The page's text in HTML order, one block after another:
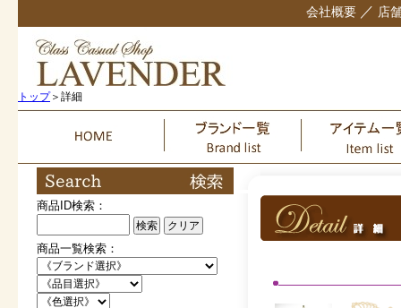
会社概要 ／ 店
トップ＞詳細
商品ID検索：
検索 クリア
商品一覧検索：